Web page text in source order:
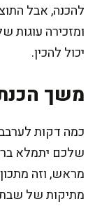
להכנה, אבל
ומזכירה
יכול להכין.
משך
שלכם יתמלא
מראש, וזה
מתיקות של